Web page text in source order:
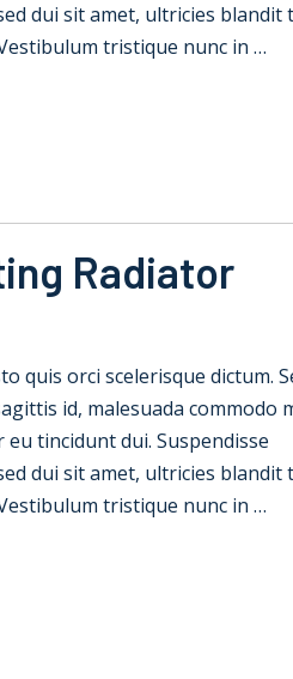
dui sit amet, ultricies blandit
tristique nunc in …
Radiator
quis orci scelerisque dictum.
id, malesuada commodo
tincidunt dui. Suspendisse
dui sit amet, ultricies blandit
tristique nunc in …